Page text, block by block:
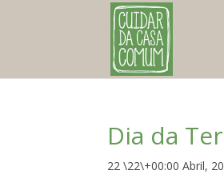
Dia da
22 \22\+00:00 Abril,